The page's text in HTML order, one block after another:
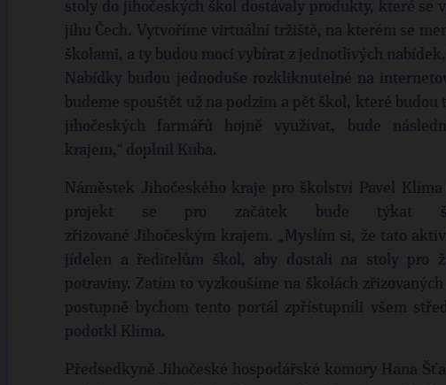
stoly do jihočeských škol dostávaly produkty, které se
jihu Čech. Vytvoříme virtuální tržiště, na kterém se
školami, a ty budou moci vybírat z jednotlivých
Nabídky budou jednoduše rozkliknutelné na
budeme spouštět už na podzim a pět škol, které budou
jihočeských farmářů hojně využívat, bude
krajem,“ doplnil Kuba.
Náměstek Jihočeského kraje pro školství Pavel Klíma
projekt se pro začátek bude týkat
zřizované Jihočeským krajem. „Myslím si, že tato
jídelen a ředitelům škol, aby dostali na stoly pro
potraviny. Zatím to vyzkoušíme na školách
postupně bychom tento portál zpřístupnili všem
podotkl Klíma.
Předsedkyně Jihočeské hospodářské komory Hana